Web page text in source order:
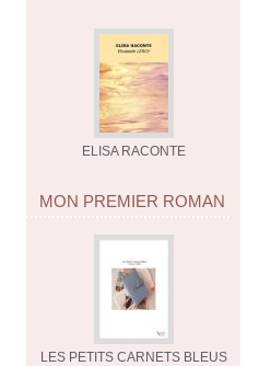
ELISA RACONTE
MON PREMIER ROMAN
LES PETITS CARNETS BLEUS